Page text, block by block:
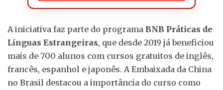
A iniciativa faz parte do programa BNB Práticas de
Línguas Estrangeiras, que desde 2019 já beneficiou
mais de 700 alunos com cursos gratuitos de inglês,
francês, espanhol e japonês. A Embaixada da China
no Brasil destacou a importância do curso como